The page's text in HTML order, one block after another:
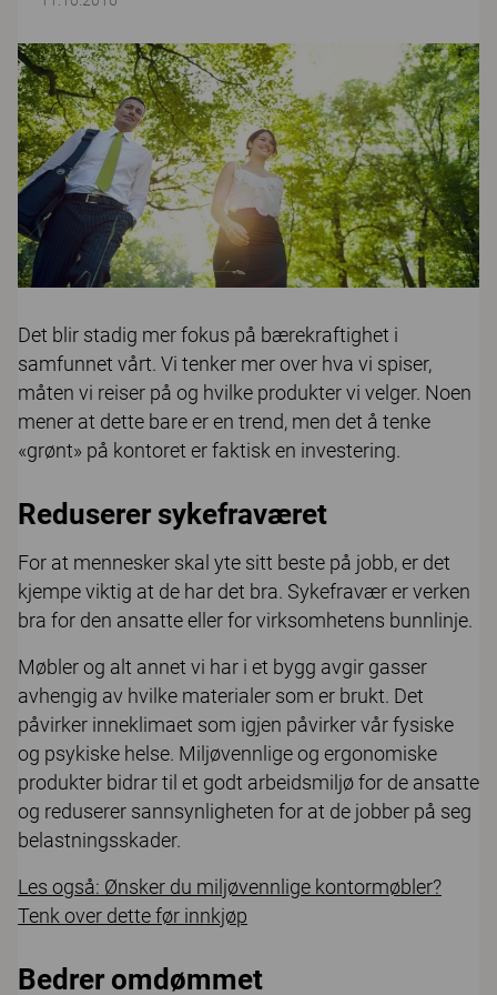
Det blir stadig mer fokus på bærekraftighet i
samfunnet vårt. Vi tenker mer over hva vi spiser,
måten vi reiser på og hvilke produkter vi velger. Noen
mener at dette bare er en trend, men det å tenke
«grønt» på kontoret er faktisk en investering.
Reduserer sykefraværet
For at mennesker skal yte sitt beste på jobb, er det
kjempe viktig at de har det bra. Sykefravær er verken
bra for den ansatte eller for virksomhetens bunnlinje.
Møbler og alt annet vi har i et bygg avgir gasser
avhengig av hvilke materialer som er brukt. Det
påvirker inneklimaet som igjen påvirker vår fysiske
og psykiske helse. Miljøvennlige og ergonomiske
produkter bidrar til et godt arbeidsmiljø for de ansatte
og reduserer sannsynligheten for at de jobber på seg
belastningsskader.
Les også: Ønsker du miljøvennlige kontormøbler?
Tenk over dette før innkjøp
Bedrer omdømmet